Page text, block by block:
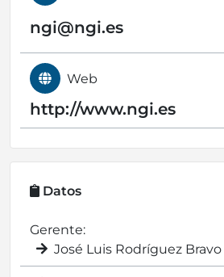
ngi@ngi.es
Web
http://www.ngi.es
Datos
Gerente:
José Luis Rodríguez Bravo